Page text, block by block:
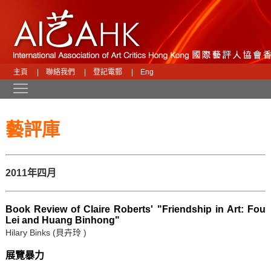
主頁 聯絡我們 登記電郵 Eng
藝評庫
2011年四月
Book Review of Claire Roberts' "Friendship in Art: Fou
Lei and Huang Binhong"
Hilary Binks (貝卉玲 )
展覽暴力